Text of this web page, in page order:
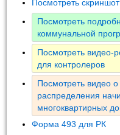
Посмотреть скриншот
Посмотреть
коммунальной
Посмотреть видео-
для контролеров
Посмотреть видео
распределения
многоквартирных
Форма 493 для РК